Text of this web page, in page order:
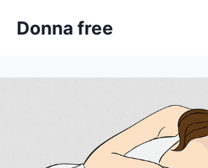
Donna free